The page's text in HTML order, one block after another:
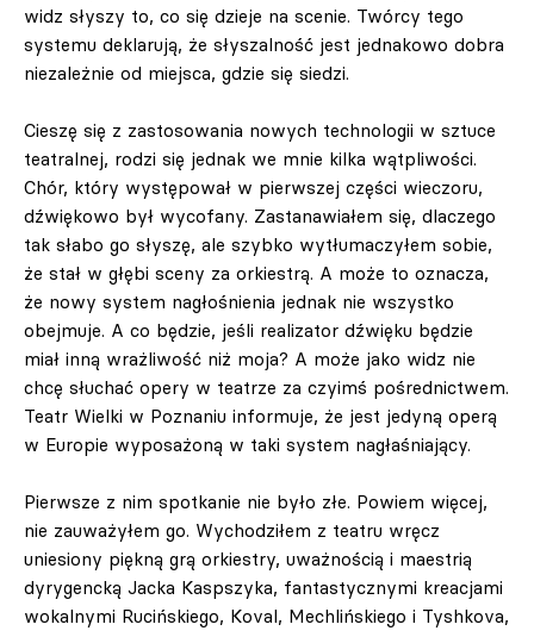
widz słyszy to, co się dzieje na scenie. Twórcy tego
systemu deklarują, że słyszalność jest jednakowo dobra
niezależnie od miejsca, gdzie się siedzi.
Cieszę się z zastosowania nowych technologii w sztuce
teatralnej, rodzi się jednak we mnie kilka wątpliwości.
Chór, który występował w pierwszej części wieczoru,
dźwiękowo był wycofany. Zastanawiałem się, dlaczego
tak słabo go słyszę, ale szybko wytłumaczyłem sobie,
że stał w głębi sceny za orkiestrą. A może to oznacza,
że nowy system nagłośnienia jednak nie wszystko
obejmuje. A co będzie, jeśli realizator dźwięku będzie
miał inną wrażliwość niż moja? A może jako widz nie
chcę słuchać opery w teatrze za czyimś pośrednictwem.
Teatr Wielki w Poznaniu informuje, że jest jedyną operą
w Europie wyposażoną w taki system nagłaśniający.
Pierwsze z nim spotkanie nie było złe. Powiem więcej,
nie zauważyłem go. Wychodziłem z teatru wręcz
uniesiony piękną grą orkiestry, uważnością i maestrią
dyrygencką Jacka Kaspszyka, fantastycznymi kreacjami
wokalnymi Rucińskiego, Koval, Mechlińskiego i Tyshkova,